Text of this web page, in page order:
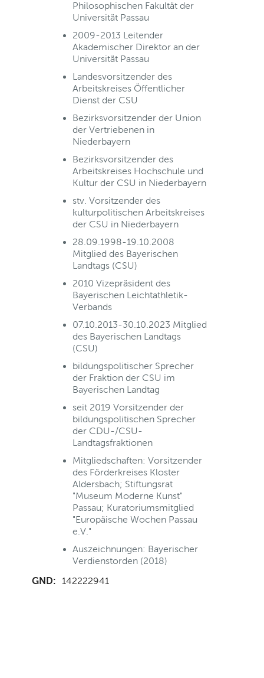
Philosophischen Fakultät der
Universität Passau
2009-2013 Leitender
Akademischer Direktor an der
Universität Passau
Landesvorsitzender des
Arbeitskreises Öffentlicher
Dienst der CSU
Bezirksvorsitzender der Union
der Vertriebenen in
Niederbayern
Bezirksvorsitzender des
Arbeitskreises Hochschule und
Kultur der CSU in Niederbayern
stv. Vorsitzender des
kulturpolitischen Arbeitskreises
der CSU in Niederbayern
28.09.1998-19.10.2008
Mitglied des Bayerischen
Landtags (CSU)
2010 Vizepräsident des
Bayerischen Leichtathletik-
Verbands
07.10.2013-30.10.2023 Mitglied
des Bayerischen Landtags
(CSU)
bildungspolitischer Sprecher
der Fraktion der CSU im
Bayerischen Landtag
seit 2019 Vorsitzender der
bildungspolitischen Sprecher
der CDU-/CSU-
Landtagsfraktionen
Mitgliedschaften: Vorsitzender
des Förderkreises Kloster
Aldersbach; Stiftungsrat
"Museum Moderne Kunst"
Passau; Kuratoriumsmitglied
"Europäische Wochen Passau
e.V."
Auszeichnungen: Bayerischer
Verdienstorden (2018)
GND: 142222941